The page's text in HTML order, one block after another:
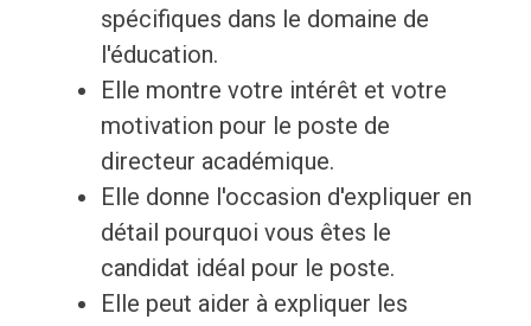
spécifiques dans le domaine de
l'éducation.
Elle montre votre intérêt et votre
motivation pour le poste de
directeur académique.
Elle donne l'occasion d'expliquer en
détail pourquoi vous êtes le
candidat idéal pour le poste.
Elle peut aider à expliquer les